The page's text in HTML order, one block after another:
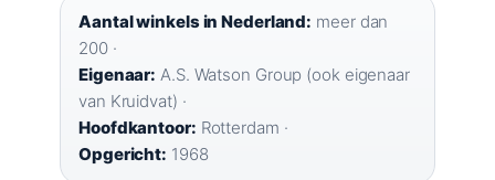
Aantal winkels in Nederland: meer dan
200 ·
Eigenaar: A.S. Watson Group (ook eigenaar
van Kruidvat) ·
Hoofdkantoor: Rotterdam ·
Opgericht: 1968